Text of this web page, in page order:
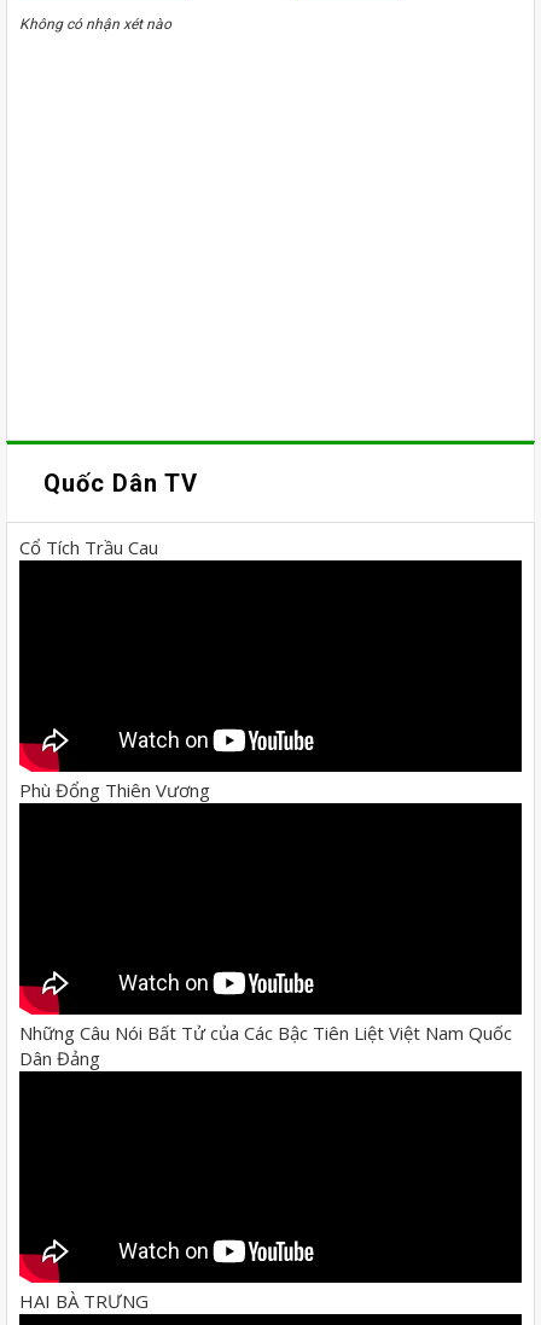
Không có nhận xét nào
Quốc Dân TV
Cổ Tích Trầu Cau
Phù Đổng Thiên Vương
Những Câu Nói Bất Tử của Các Bậc Tiên Liệt Việt Nam Quốc
Dân Đảng
HAI BÀ TRƯNG